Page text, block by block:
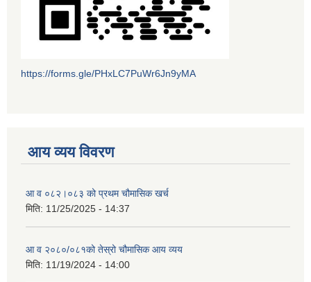
https://forms.gle/PHxLC7PuWr6Jn9yMA
आय व्यय विवरण
आ व ०८२।०८३ को प्रथम चौमासिक खर्च
मिति: 11/25/2025 - 14:37
आ व २०८०/०८१को तेस्रो चौमासिक आय व्यय
मिति: 11/19/2024 - 14:00